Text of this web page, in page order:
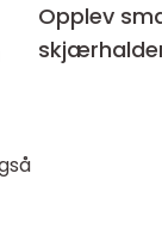
Opplev